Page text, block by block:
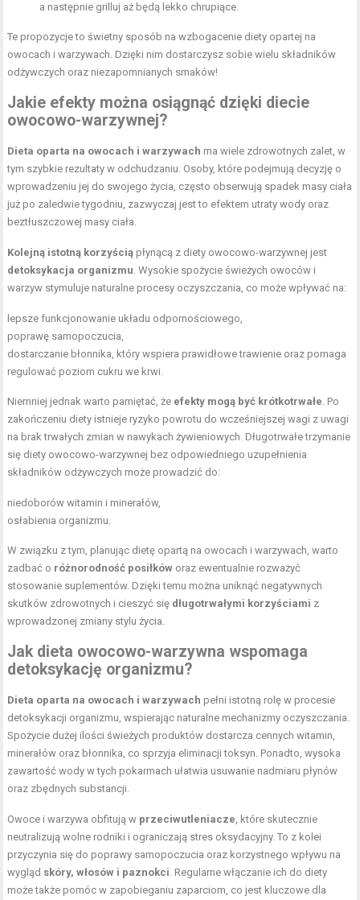
a następnie grilluj aż będą lekko chrupiące.
Te propozycje to świetny sposób na wzbogacenie diety opartej na
owocach i warzywach. Dzięki nim dostarczysz sobie wielu składników
odżywczych oraz niezapomnianych smaków!
Jakie efekty można osiągnąć dzięki diecie
owocowo-warzywnej?
Dieta oparta na owocach i warzywach ma wiele zdrowotnych zalet, w
tym szybkie rezultaty w odchudzaniu. Osoby, które podejmują decyzję o
wprowadzeniu jej do swojego życia, często obserwują spadek masy ciała
już po zaledwie tygodniu, zazwyczaj jest to efektem utraty wody oraz
beztłuszczowej masy ciała.
Kolejną istotną korzyścią płynącą z diety owocowo-warzywnej jest
detoksykacja organizmu. Wysokie spożycie świeżych owoców i
warzyw stymuluje naturalne procesy oczyszczania, co może wpływać na:
lepsze funkcjonowanie układu odpornościowego,
poprawę samopoczucia,
dostarczanie błonnika, który wspiera prawidłowe trawienie oraz pomaga
regulować poziom cukru we krwi.
Niemniej jednak warto pamiętać, że efekty mogą być krótkotrwałe. Po
zakończeniu diety istnieje ryzyko powrotu do wcześniejszej wagi z uwagi
na brak trwałych zmian w nawykach żywieniowych. Długotrwałe trzymanie
się diety owocowo-warzywnej bez odpowiedniego uzupełnienia
składników odżywczych może prowadzić do:
niedoborów witamin i minerałów,
osłabienia organizmu.
W związku z tym, planując dietę opartą na owocach i warzywach, warto
zadbać o różnorodność posiłków oraz ewentualnie rozważyć
stosowanie suplementów. Dzięki temu można uniknąć negatywnych
skutków zdrowotnych i cieszyć się długotrwałymi korzyściami z
wprowadzonej zmiany stylu życia.
Jak dieta owocowo-warzywna wspomaga
detoksykację organizmu?
Dieta oparta na owocach i warzywach pełni istotną rolę w procesie
detoksykacji organizmu, wspierając naturalne mechanizmy oczyszczania.
Spożycie dużej ilości świeżych produktów dostarcza cennych witamin,
minerałów oraz błonnika, co sprzyja eliminacji toksyn. Ponadto, wysoka
zawartość wody w tych pokarmach ułatwia usuwanie nadmiaru płynów
oraz zbędnych substancji.
Owoce i warzywa obfitują w przeciwutleniacze, które skutecznie
neutralizują wolne rodniki i ograniczają stres oksydacyjny. To z kolei
przyczynia się do poprawy samopoczucia oraz korzystnego wpływu na
wygląd skóry, włosów i paznokci. Regularne włączanie ich do diety
może także pomóc w zapobieganiu zaparciom, co jest kluczowe dla